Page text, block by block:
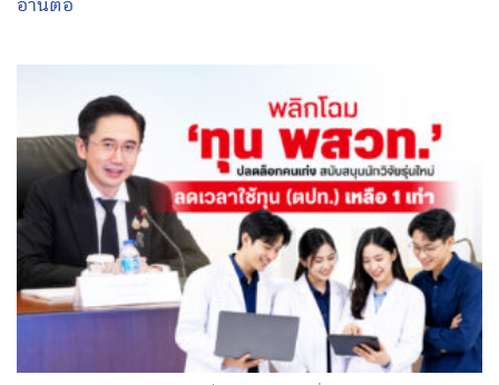
อ่านต่อ